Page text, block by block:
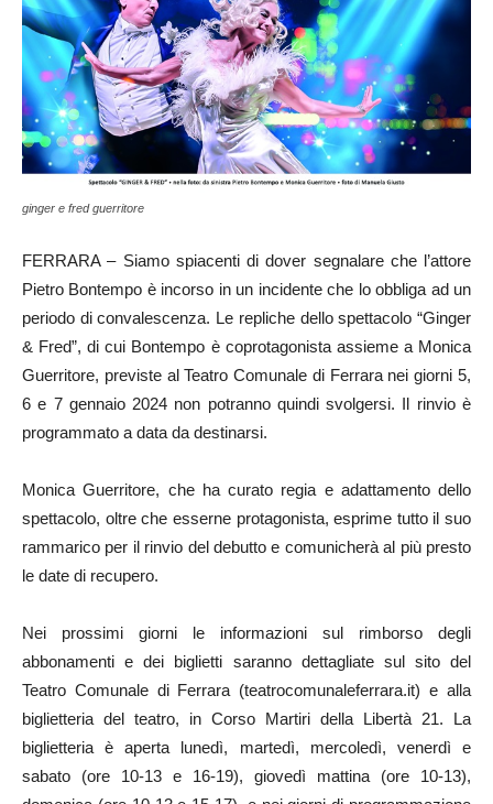
ginger e fred guerritore
FERRARA – Siamo spiacenti di dover segnalare che l’attore
Pietro Bontempo è incorso in un incidente che lo obbliga ad un
periodo di convalescenza. Le repliche dello spettacolo “Ginger
& Fred”, di cui Bontempo è coprotagonista assieme a Monica
Guerritore, previste al Teatro Comunale di Ferrara nei giorni 5,
6 e 7 gennaio 2024 non potranno quindi svolgersi. Il rinvio è
programmato a data da destinarsi.
Monica Guerritore, che ha curato regia e adattamento dello
spettacolo, oltre che esserne protagonista, esprime tutto il suo
rammarico per il rinvio del debutto e comunicherà al più presto
le date di recupero.
Nei prossimi giorni le informazioni sul rimborso degli
abbonamenti e dei biglietti saranno dettagliate sul sito del
Teatro Comunale di Ferrara (teatrocomunaleferrara.it) e alla
biglietteria del teatro,
in Corso Martiri della Libertà 21. La
biglietteria è aperta lunedì, martedì, mercoledì, venerdì e
sabato (ore 10-13 e 16-19), giovedì mattina (ore 10-13),